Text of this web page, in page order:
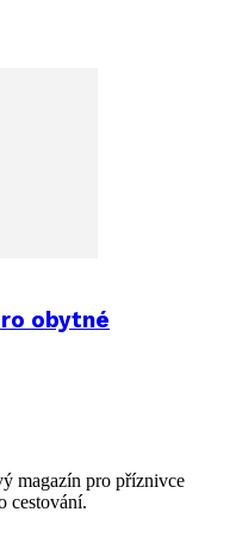
obytné
magazín pro příznivce
cestování.